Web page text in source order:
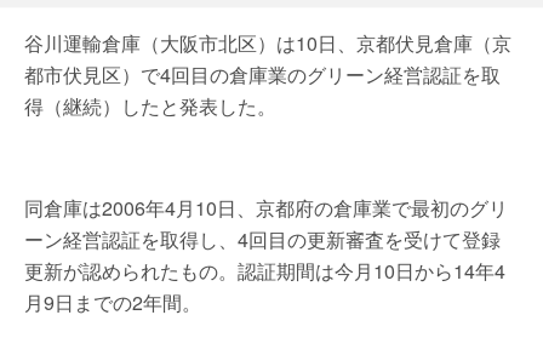
谷川運輸倉庫（大阪市北区）は10日、京都伏見倉庫（京
都市伏見区）で4回目の倉庫業のグリーン経営認証を取
得（継続）したと発表した。
同倉庫は2006年4月10日、京都府の倉庫業で最初のグリ
ーン経営認証を取得し、4回目の更新審査を受けて登録
更新が認められたもの。認証期間は今月10日から14年4
月9日までの2年間。